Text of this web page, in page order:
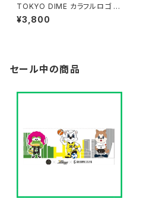
TOKYO DIME カラフルロゴ T
シャツ 【BLACK】
¥3,800
セール中の商品